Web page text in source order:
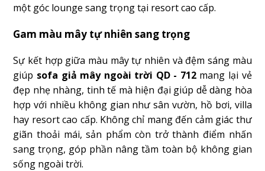
một góc lounge sang trọng tại resort cao cấp.
Gam màu mây tự nhiên sang trọng
Sự kết hợp giữa màu mây tự nhiên và đệm sáng màu
giúp sofa giả mây ngoài trời QD - 712mang lại vẻ
đẹp nhẹ nhàng, tinh tế mà hiện đại giúp dễ dàng hòa
hợp với nhiều không gian như sân vườn, hồ bơi, villa
hay resort cao cấp. Không chỉ mang đến cảm giác thư
giãn thoải mái, sản phẩm còn trở thành điểm nhấn
sang trọng, góp phần nâng tầm toàn bộ không gian
sống ngoài trời.